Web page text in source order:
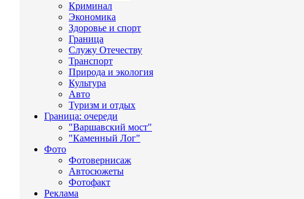
Криминал
Экономика
Здоровье и спорт
Граница
Служу Отечеству
Транспорт
Природа и экология
Культура
Авто
Туризм и отдых
Граница: очереди
"Варшавский мост"
"Каменный Лог"
Фото
Фотовернисаж
Автосюжеты
Фотофакт
Реклама